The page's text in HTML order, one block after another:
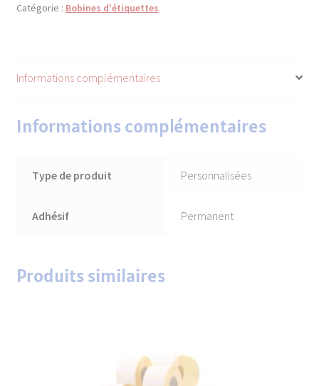
Catégorie : Bobines d'étiquettes
Informations complémentaires
Informations complémentaires
Type de produit Personnalisées
Adhésif Permanent
Produits similaires